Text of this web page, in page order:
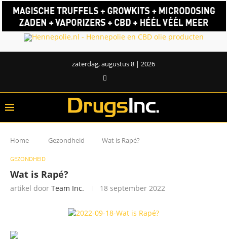
zaterdag, augustus 8 | 2026
Home Gezondheid Wat is Rapé?
GEZONDHEID
Wat is Rapé?
artikel door Team Inc. 18 september 2022